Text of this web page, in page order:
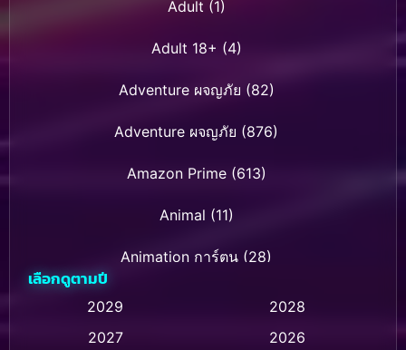
Adult (1)
Adult 18+ (4)
Adventure ผจญภัย (82)
Adventure ผจญภัย (876)
Amazon Prime(613)
Animal (11)
Animation การ์ตูน (28)
Animation การ์ตูน (236)
Animation การ์ตูน (32)
เลือกดูตามปี
2029
2028
2027
2026